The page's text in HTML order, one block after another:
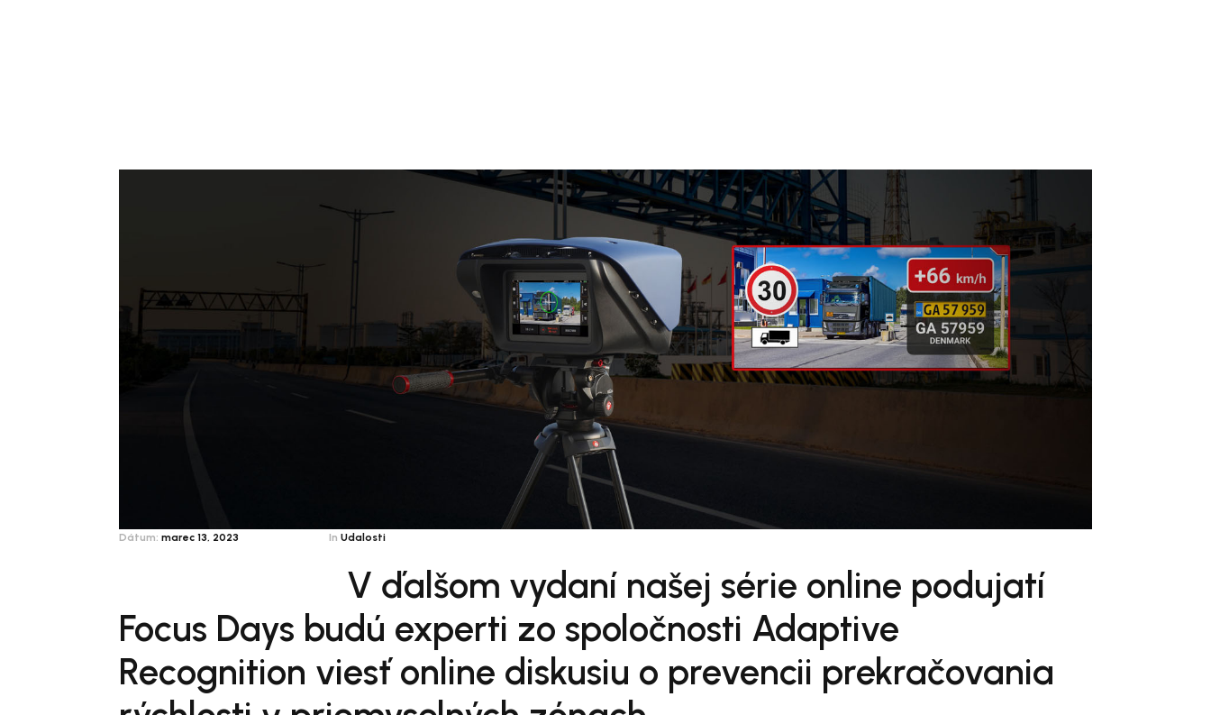
Dátum: marec 13, 2023 In Udalosti
V ďalšom vydaní našej série online podujatí
Focus Days budú experti zo spoločnosti Adaptive
Recognition viesť online diskusiu o prevencii prekračovania